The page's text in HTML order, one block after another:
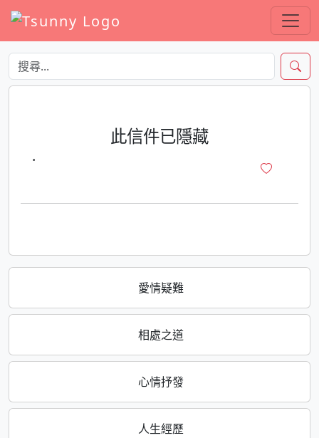
愛情疑難
相處之道
心情抒發
人生經歷
此信件已隱藏
·